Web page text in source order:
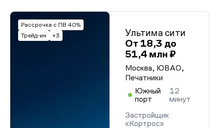
Рассрочка с ПВ 40%
Трейд-ин
+3
Ультима сити
От 18,3 до
51,4 млн ₽
Москва, ЮВАО,
Печатники
Южный
порт
12
минут
Застройщик
«Кортрос»